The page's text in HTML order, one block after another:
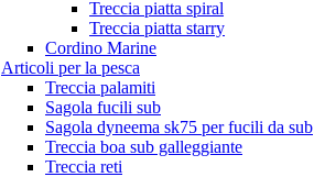
Treccia piatta spiral
Treccia piatta starry
Cordino Marine
Articoli per la pesca
Treccia palamiti
Sagola fucili sub
Sagola dyneema sk75 per fucili da sub
Treccia boa sub galleggiante
Treccia reti